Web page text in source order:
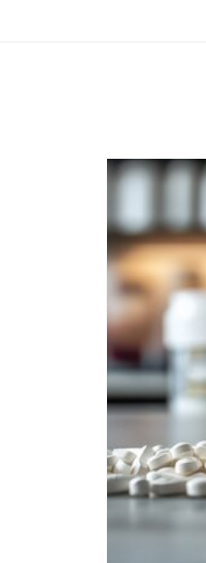
Passa alle
informazioni